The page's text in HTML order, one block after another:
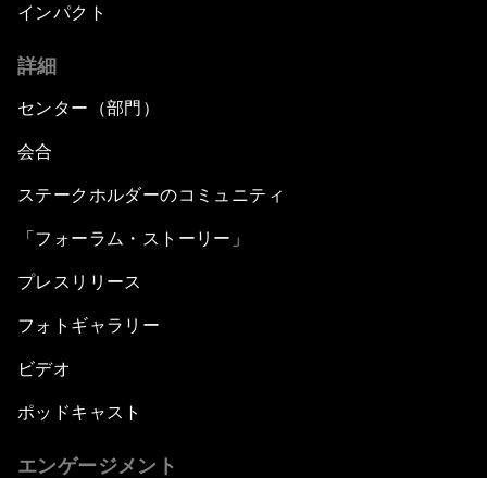
インパクト
詳細
センター（部門）
会合
ステークホルダーのコミュニティ
「フォーラム・ストーリー」
プレスリリース
フォトギャラリー
ビデオ
ポッドキャスト
エンゲージメント